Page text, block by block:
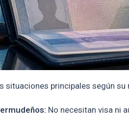
situaciones principales según su
No necesitan visa ni